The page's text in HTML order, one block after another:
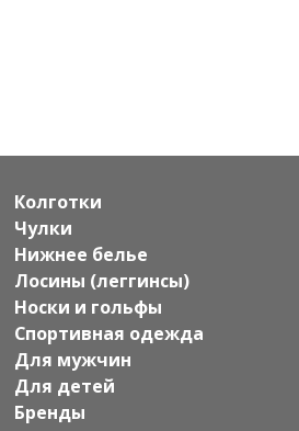
Колготки
Чулки
Нижнее белье
Лосины (леггинсы)
Носки и гольфы
Спортивная одежда
Для мужчин
Для детей
Бренды